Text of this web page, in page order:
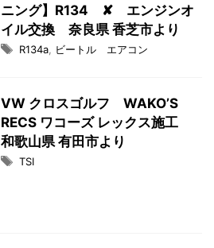
ニング】R134 ✘ エンジンオ
イル交換 奈良県 香芝市より
R134a ビートル エアコン
VW クロスゴルフ WAKO’S
RECS ワコーズ レックス施工
和歌山県 有田市より
TSI